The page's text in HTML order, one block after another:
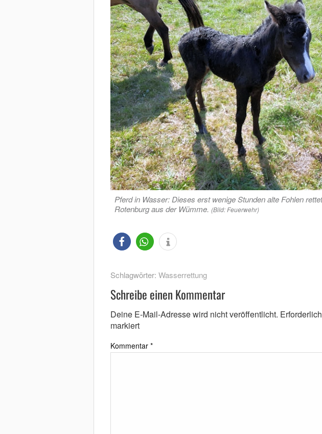
Pferd in Wasser: Dieses erst wenige Stunden alte Fohlen
Rotenburg aus der Wümme. (Bild: Feuerwehr)
Schlagwörter: Wasserrettung
Schreibe einen Kommentar
Deine E-Mail-Adresse wird nicht veröffentlicht.
markiert
Kommentar *